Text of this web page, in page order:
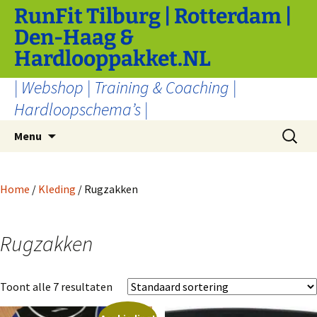
naar
inhoud
RunFit Tilburg | Rotterdam |
Den-Haag &
Hardlooppakket.NL
| Webshop | Training & Coaching |
Hardloopschema’s |
Menu
Zoeken
naar:
Home / Kleding / Rugzakken
Rugzakken
Toont alle 7 resultaten